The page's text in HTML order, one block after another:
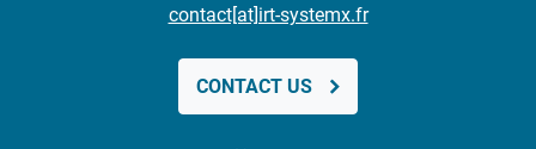
contact[at]irt-systemx.fr
CONTACT US